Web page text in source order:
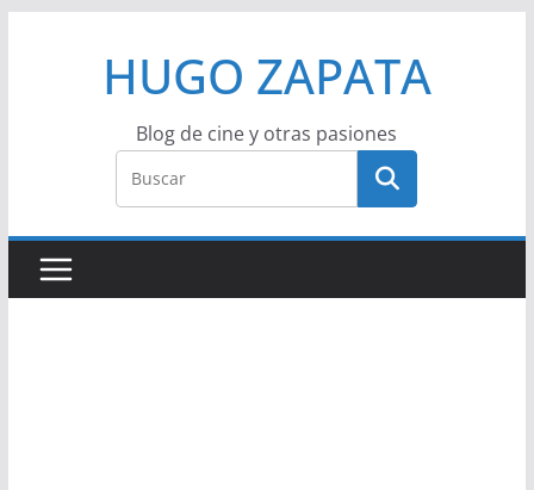
HUGO ZAPATA
Blog de cine y otras pasiones